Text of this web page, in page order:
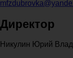
Директор
Никулин Юрий